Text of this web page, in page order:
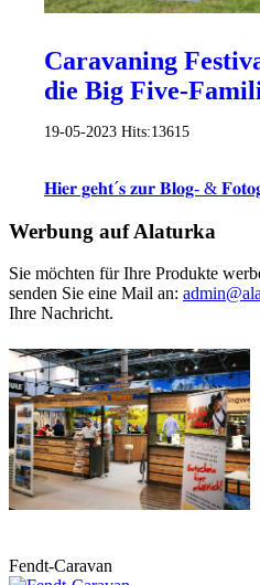
Caravaning
die Big Five-
19-05-2023 Hits:13615
𝐇𝐢𝐞𝐫 𝐠𝐞𝐡𝐭´𝐬 𝐳𝐮𝐫 𝐁𝐥𝐨𝐠- &
Werbung auf Alaturka
Sie möchten für Ihre Produkte
senden Sie eine Mail an:
Ihre Nachricht.
Fendt-Caravan